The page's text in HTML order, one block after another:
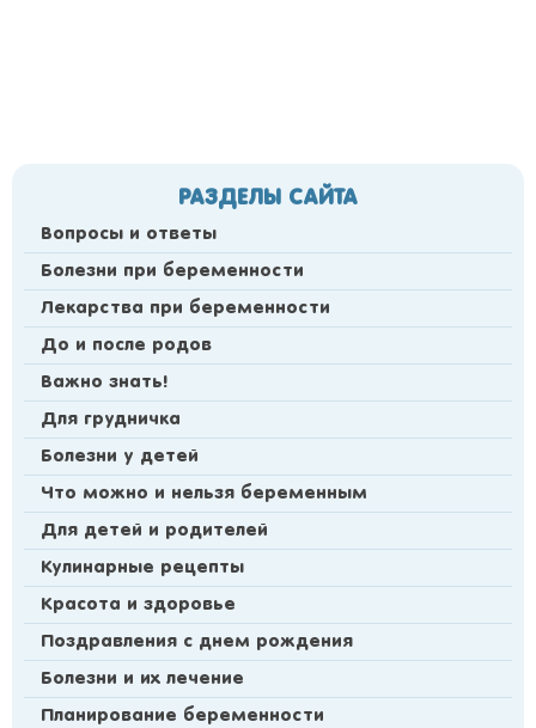
РАЗДЕЛЫ САЙТА
Вопросы и ответы
Болезни при беременности
Лекарства при беременности
До и после родов
Важно знать!
Для грудничка
Болезни у детей
Что можно и нельзя беременным
Для детей и родителей
Кулинарные рецепты
Красота и здоровье
Поздравления с днем рождения
Болезни и их лечение
Планирование беременности